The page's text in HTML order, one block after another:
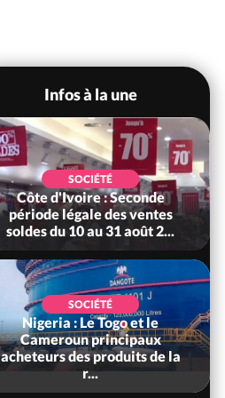
Infos à la une
POLITIQUE
Côte d'Ivoire : 66 ans
d'Indépendance, Affi au Chef
de l'Etat : « Le moment...
SOCIÉTÉ
Côte d'Ivoire : Préparatifs de
la Rentrée Scolaire 2026-
2027, les responsab...